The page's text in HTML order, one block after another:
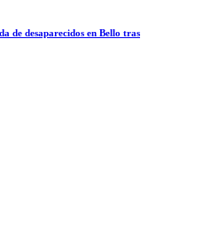
de desaparecidos en Bello tras